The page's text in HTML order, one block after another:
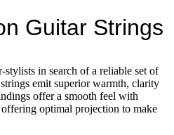
Guitar Strings
in search of a reliable set of
emit superior warmth, clarity
offer a smooth feel with
optimal projection to make